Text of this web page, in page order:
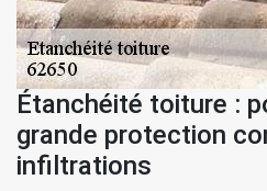
Étanchéité toiture :
grande protection
infiltrations